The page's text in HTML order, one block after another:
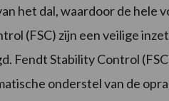
het dal, waardoor de hele
(FSC) zijn een veilige
Fendt Stability Control
onderstel van de